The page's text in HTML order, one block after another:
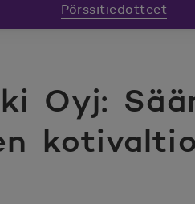
Oyj:
Pörssitiedotteet